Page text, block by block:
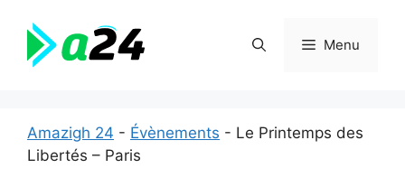
contenu
Menu
Amazigh 24 - Évènements - Le Printemps des
Libertés – Paris